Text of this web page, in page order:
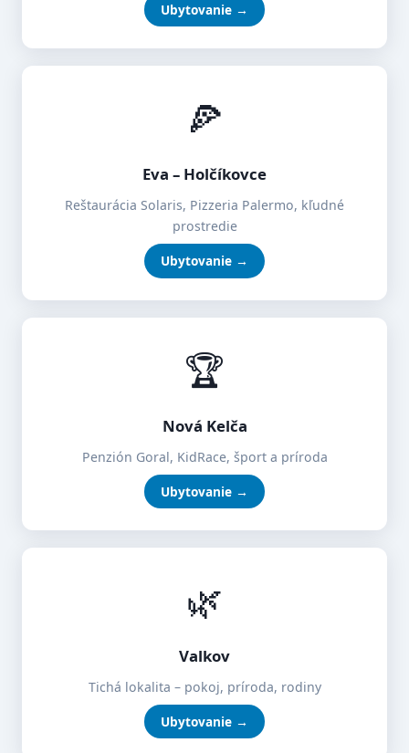
Ubytovanie →
🍕
Eva – Holčíkovce
Reštaurácia Solaris, Pizzeria Palermo, kľudné
prostredie
Ubytovanie →
🏆
Nová Kelča
Penzión Goral, KidRace, šport a príroda
Ubytovanie →
🌿
Valkov
Tichá lokalita – pokoj, príroda, rodiny
Ubytovanie →